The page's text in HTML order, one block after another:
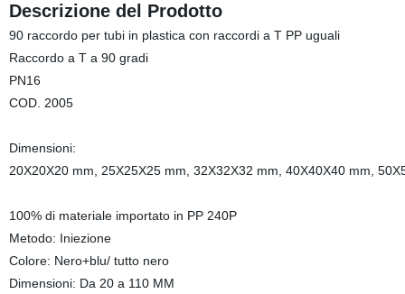
Descrizione del Prodotto
90 raccordo per tubi in plastica con raccordi a T PP uguali
Raccordo a T a 90 gradi
PN16
COD. 2005
Dimensioni:
20X20X20 mm, 25X25X25 mm, 32X32X32 mm, 40X40X40 mm,
100% di materiale importato in PP 240P
Metodo: Iniezione
Colore: Nero+blu/ tutto nero
Dimensioni: Da 20 a 110 MM